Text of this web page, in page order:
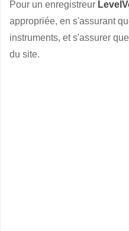
Pour un enregistreur
appropriée, en s'assurant
instruments, et s'assurer
du site.